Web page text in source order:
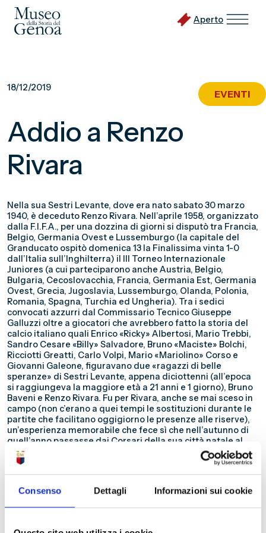
Consenso Dettagli Informazioni sui cookie
Aperto
18/12/2019
EVENTI
Addio a Renzo
Rivara
Nella sua Sestri Levante, dove era nato sabato 30 marzo
1940, è deceduto Renzo Rivara. Nell’aprile 1958, organizzato
dalla F.I.F.A., per una dozzina di giorni si disputò tra Francia,
Belgio, Germania Ovest e Lussemburgo (la capitale del
Granducato ospitò domenica 13 la Finalissima vinta 1-0
dall’Italia sull’Inghilterra) il III Torneo Internazionale
Juniores (a cui parteciparono anche Austria, Belgio,
Bulgaria, Cecoslovacchia, Francia, Germania Est, Germania
Ovest, Grecia, Jugoslavia, Lussemburgo, Olanda, Polonia,
Romania, Spagna, Turchia ed Ungheria). Tra i sedici
convocati azzurri dal Commissario Tecnico Giuseppe
Galluzzi oltre a giocatori che avrebbero fatto la storia del
calcio italiano quali Enrico «Ricky» Albertosi, Mario Trebbi,
Sandro Cesare «Billy» Salvadore, Bruno «Maciste» Bolchi,
Ricciotti Greatti, Carlo Volpi, Mario «Mariolino» Corso e
Giovanni Galeone, figuravano due «ragazzi di belle
speranze» di Sestri Levante, appena diciottenni (all’epoca
si raggiungeva la maggiore età a 21 anni e 1 giorno), Bruno
Baveni e Renzo Rivara. Fu per Rivara, anche se mai sceso in
campo (non c’erano a quei tempi le sostituzioni durante le
partite che facilitano oggigiorno le presenze alle riserve),
un’esperienza memorabile che fece sì che nell’autunno di
quell’anno passasse dai Corsari della sua città natale al
Grifone genoano a rimpinguare la «colonia» sestrese che
contava già oltre che su Baveni, su Franco Nicolini e sulla
«bandiera» Fosco «Palla di gomma» Becattini II sr.. In quelle
incontri ufficiali e figurò nei resoconti giornalistici degli
allenamenti e delle partite amichevoli come Rivara II per